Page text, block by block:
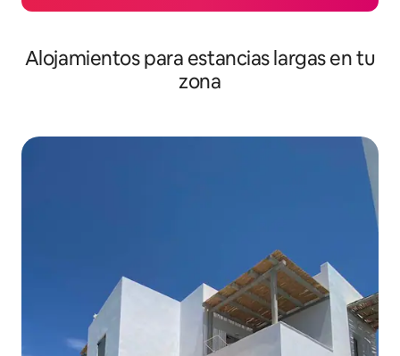
Alojamientos para estancias largas en tu
zona